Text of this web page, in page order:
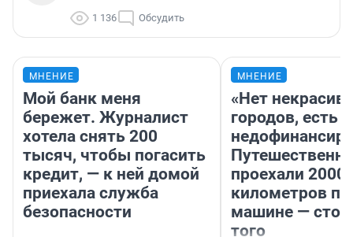
1 136 Обсудить
МНЕНИЕ
Мой банк меня
бережет. Журналист
хотела снять 200
тысяч, чтобы погасить
кредит, — к ней домой
приехала служба
безопасности
МНЕНИЕ
«Нет
городов, есть
проехали 2000
километров по
машине —
того